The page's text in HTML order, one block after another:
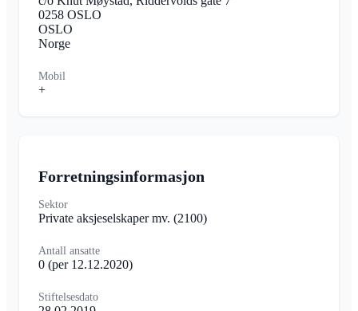
0258 OSLO
OSLO
Norge
Mobil
+
Forretningsinformasjon
Sektor
Private aksjeselskaper mv. (2100)
Antall ansatte
0 (per 12.12.2020)
Stiftelsesdato